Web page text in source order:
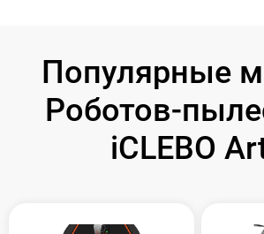
Популярные
Роботов-
iCLEBO